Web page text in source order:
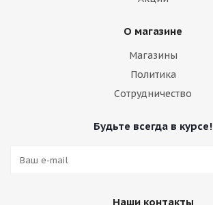
О магазине
Магазины
Политика
Сотрудничество
Будьте всегда в курсе!
Наши контакты